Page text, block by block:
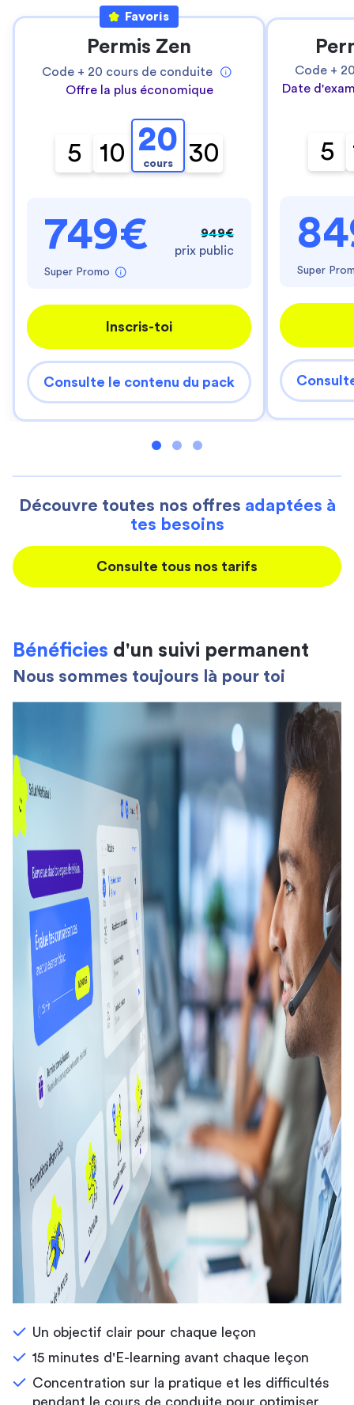
Favoris
Permis Zen
Code + 20 cours de conduite
Offre la plus économique
5 10 20
cours 30
749€
Super Promo
949€
prix public
Inscris-toi
Consulte le contenu du pack
Code +
Date
5
Super
Découvre toutes nos offres adaptées à
tes besoins
Consulte tous nos tarifs
Bénéficies d'un suivi permanent
Nous sommes toujours là pour toi
Un objectif clair pour chaque leçon
15 minutes d'E-learning avant chaque leçon
Concentration sur la pratique et les difficultés
pendant le cours de conduite pour optimiser